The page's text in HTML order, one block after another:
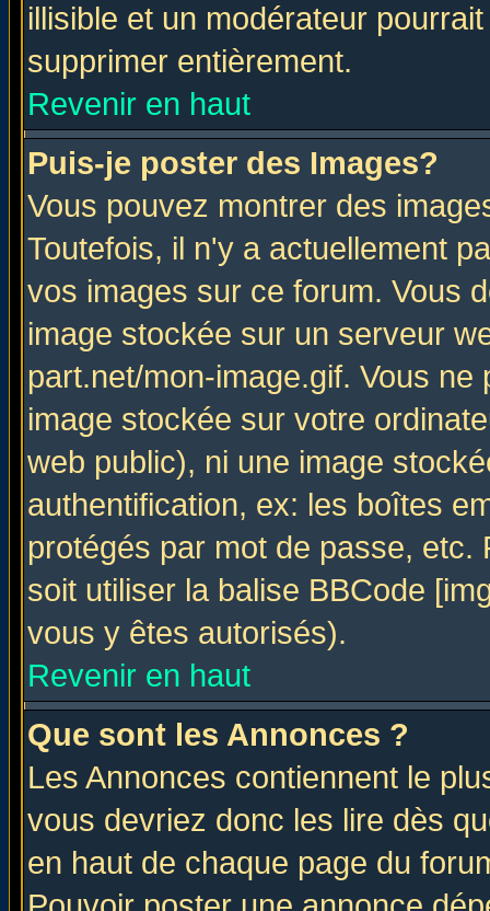
illisible et un modérateur
supprimer entièrement.
Revenir en haut
Puis-je poster des Images?
Vous pouvez montrer des
Toutefois, il n'y a actuellement
vos images sur ce forum. Vous
image stockée sur un serveur
part.net/mon-image.gif. Vous
image stockée sur votre
web public), ni une image
authentification, ex: les boîtes
protégés par mot de passe,
soit utiliser la balise BBCode
vous y êtes autorisés).
Revenir en haut
Que sont les Annonces ?
Les Annonces contiennent le
vous devriez donc les lire dès
en haut de chaque page du